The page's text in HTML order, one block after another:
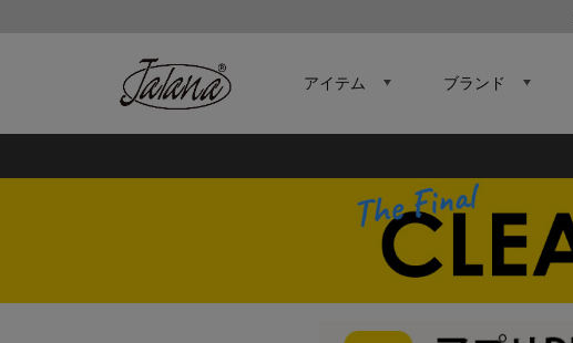
アイテム ブランド